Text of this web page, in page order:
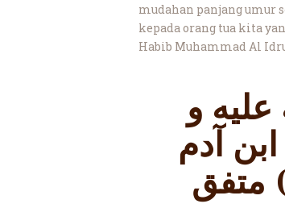
mudahan panjang umur
kepada orang tua kita
Habib Muhammad Al
و
آدم
متفق